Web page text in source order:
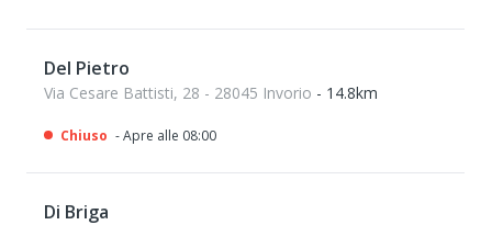
Del Pietro
Via Cesare Battisti, 28 - 28045 Invorio - 14.8km
Chiuso - Apre alle 08:00
Di Briga